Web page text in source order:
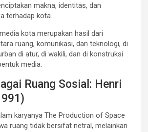
makna, identitas, dan
terhadap kota.
kota merupakan hasil dari
ruang, komunikasi, dan teknologi, di
di atur, di wakili, dan di konstruksi
media.
Ruang Sosial: Henri
karyanya The Production of Space
ruang tidak bersifat netral, melainkan